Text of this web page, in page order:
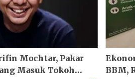
Mochtar, Pakar
Masuk Tokoh
BBM,